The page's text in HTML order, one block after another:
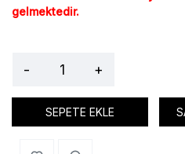
gelmektedir.
- +
SEPETE EKLE